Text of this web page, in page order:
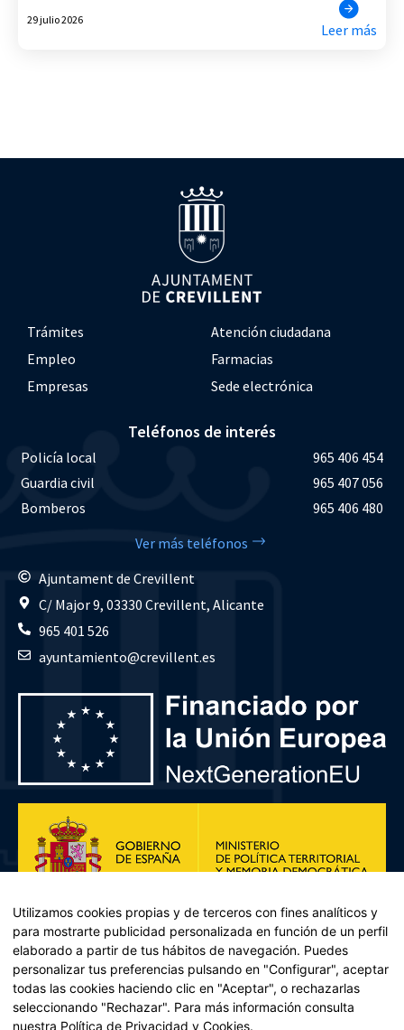
29 julio 2026
Leer más
Trámites
Atención ciudadana
Empleo
Farmacias
Empresas
Sede electrónica
Teléfonos de interés
Policía local
965 406 454
Guardia civil
965 407 056
Bomberos
965 406 480
Ver más teléfonos
Ajuntament de Crevillent
C/ Major 9, 03330 Crevillent, Alicante
965 401 526
ayuntamiento@crevillent.es
Plan de Recuperación, Transformación y Resiliencia – Financiado por
Utilizamos cookies propias y de terceros con fines analíticos y
para mostrarte publicidad personalizada en función de un perfil
elaborado a partir de tus hábitos de navegación. Puedes
personalizar tus preferencias pulsando en "Configurar", aceptar
todas las cookies haciendo clic en "Aceptar", o rechazarlas
seleccionando "Rechazar". Para más información consulta
nuestra Política de Privacidad y Cookies.